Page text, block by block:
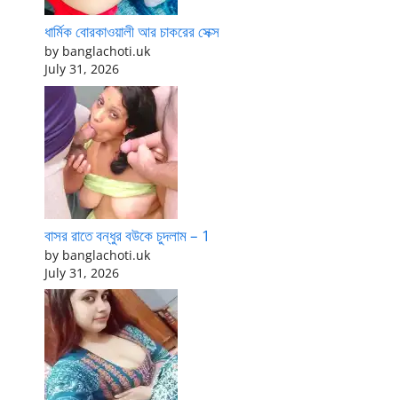
ধার্মিক বোরকাওয়ালী আর চাকরের সেক্স
by banglachoti.uk
July 31, 2026
বাসর রাতে বন্ধুর বউকে চুদলাম – 1
by banglachoti.uk
July 31, 2026